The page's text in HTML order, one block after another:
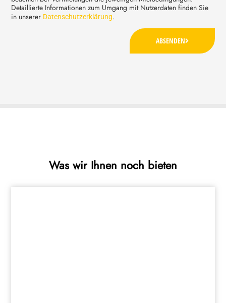
Detaillierte Informationen zum Umgang mit Nutzerdaten finden Sie
in unserer Datenschutzerklärung.
ABSENDEN
Was wir Ihnen noch bieten